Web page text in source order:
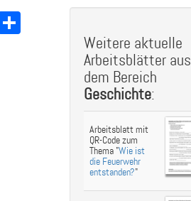
Share
Weitere aktuelle
Arbeitsblätter aus
dem Bereich
Geschichte:
Arbeitsblatt mit
QR-Code zum
Thema "Wie ist
die Feuerwehr
entstanden?"